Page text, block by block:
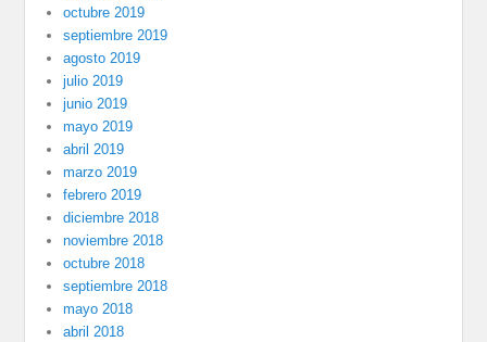
octubre 2019
septiembre 2019
agosto 2019
julio 2019
junio 2019
mayo 2019
abril 2019
marzo 2019
febrero 2019
diciembre 2018
noviembre 2018
octubre 2018
septiembre 2018
mayo 2018
abril 2018